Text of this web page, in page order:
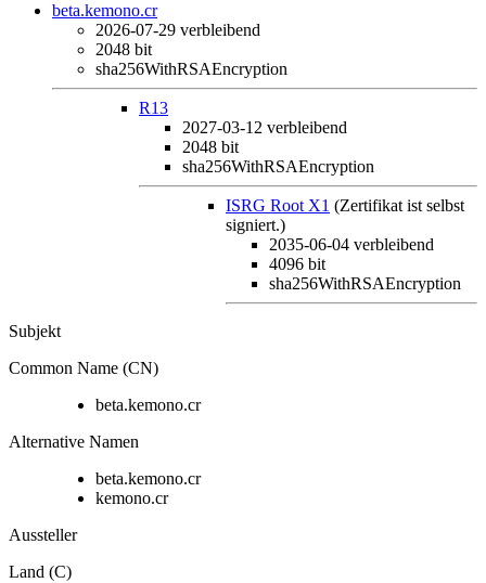
beta.kemono.cr
2026-07-29 verbleibend
2048 bit
sha256WithRSAEncryption
R13
2027-03-12 verbleibend
2048 bit
sha256WithRSAEncryption
ISRG Root X1 (Zertifikat ist selbst
signiert.)
2035-06-04 verbleibend
4096 bit
sha256WithRSAEncryption
Subjekt
Common Name (CN)
beta.kemono.cr
Alternative Namen
beta.kemono.cr
kemono.cr
Aussteller
Land (C)